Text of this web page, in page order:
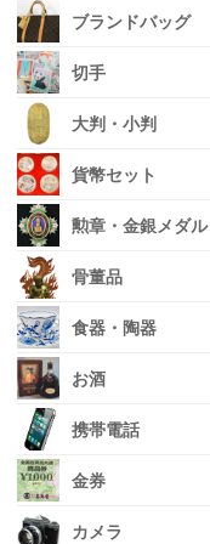
ブランドバッグ
切手
大判・小判
貨幣セット
勲章・金銀メダル
骨董品
食器・陶器
お酒
携帯電話
金券
カメラ